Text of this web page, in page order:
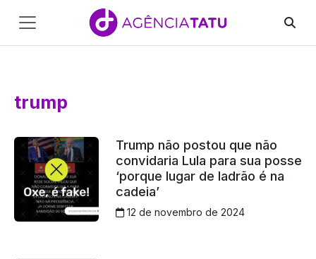
Main
Navigation
trump
Trump não postou que não
convidaria Lula para sua posse
‘porque lugar de ladrão é na
cadeia’
12 de novembro de 2024